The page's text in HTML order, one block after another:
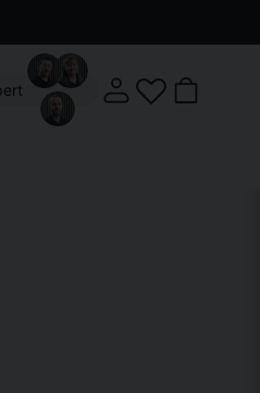
222 22 Lund
- 18:00